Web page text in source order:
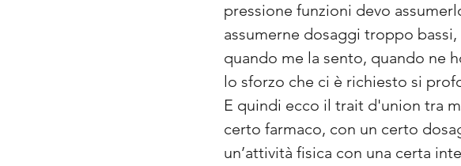
pressione funzioni devo
assumerne dosaggi troppo
quando me la sento, quando ne
lo sforzo che ci è richiesto si
E quindi ecco il trait d'union tra
certo farmaco, con un certo
un’attività fisica con una certa